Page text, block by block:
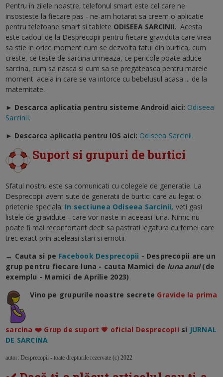
Pentru in zilele noastre, telefonul smart este cel care ne
insosteste la fiecare pas - ne-am hotarat sa creem o aplicatie
pentru telefoane smart si tablete ODISEEA SARCINII. Acesta
este cadoul de la Desprecopii pentru fiecare graviduta care vrea
sa stie in orice moment cum se dezvolta fatul din burtica, cum
creste, ce teste de sarcina urmeaza, ce pericole poate aduce
sarcina, cum sa nasca si cum sa se pregateasca pentru marele
moment: acela in care se va intorce cu bebelusul acasa ... de la
maternitate.
► Descarca aplicatia pentru sisteme Android aici: Odiseea
Sarcinii.
► Descarca aplicatia pentru IOS aici: Odiseea Sarcinii.
Suport si grupuri de burtici
Sfatul nostru este sa comunicati cu colegele de generatie. La
Desprecopii avem sute de generatii de burtici care au legat o
prietenie speciala. In sectiunea Odiseea Sarcinii, veti gasi
listele de gravidute - care vor naste in aceeasi luna. Nimic nu
poate fi mai reconfortant decit sa pastrati legatura cu femei care
trec exact prin aceleasi stari si emotii.
→ Cauta si pe Facebook Desprecopii - Desprecopii are un
grup pentru fiecare luna - cauta Mamici de luna anul (de
exemplu - Mamici de Aprilie 2023)
Vino pe grupurile noastre secrete Gravide la prima
sarcina ❤️ Grup de suport 💗 oficial Desprecopii si JURNAL
DE SARCINA
autor: Desprecopii - toate drepturile rezervate (c) 2022